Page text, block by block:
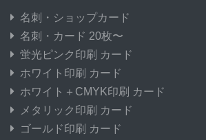
名刺・ショップカード
名刺・カード 20枚〜
蛍光ピンク印刷 カード
ホワイト印刷 カード
ホワイト＋CMYK印刷 カード
メタリック印刷 カード
ゴールド印刷 カード